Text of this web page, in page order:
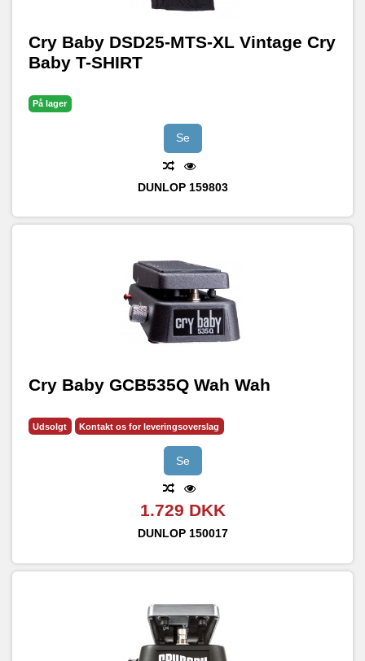
Cry Baby DSD25-MTS-XL Vintage Cry
Baby T-SHIRT
På lager
Se
DUNLOP 159803
Cry Baby GCB535Q Wah Wah
Udsolgt Kontakt os for leveringsoverslag
Se
1.729 DKK
DUNLOP 150017